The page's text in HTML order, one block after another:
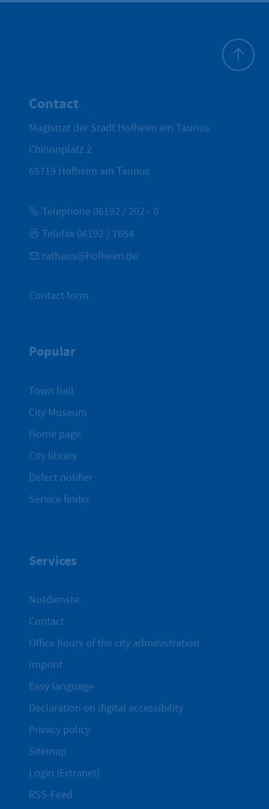
Contact
Magistrat der Stadt Hofheim am Taunus
Chinonplatz 2
65719 Hofheim am Taunus
Telephone 06192 / 202 - 0
Telefax 06192 / 7654
rathaus@hofheim.de
Contact form
Popular
Town hall
City Museum
Home page
City library
Defect notifier
Service finder
Services
Notdienste
Contact
Office hours of the city administration
Imprint
Easy language
Declaration on digital accessibility
Privacy policy
Sitemap
Login (Extranet)
RSS-Feed